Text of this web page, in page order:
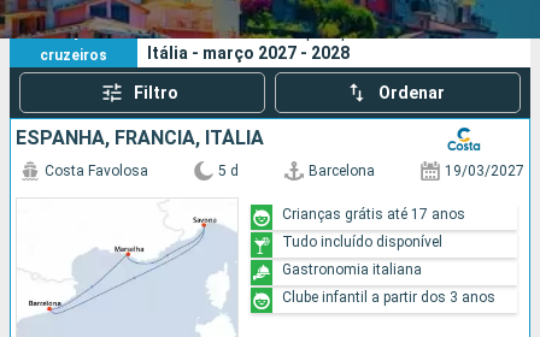
Cidades Companhias
Pesquisar
4
cruzeiros
Os seus critérios de pesquisa:
Itália - março 2027 - 2028
Filtro Ordenar
ESPANHA, FRANCIA, ITÁLIA
Costa Favolosa 5 d Barcelona 19/03/2027
Crianças grátis até 17 anos
Tudo incluído disponível
Gastronomia italiana
Clube infantil a partir dos 3 anos